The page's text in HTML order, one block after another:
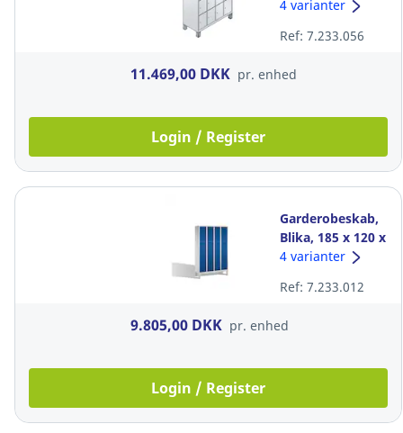
50 cm, 16 rum
4 varianter
Ref: 7.233.056
11.469,00 DKK pr. enhed
Login / Register
Garderobeskab,
Blika, 185 x 120 x
50 cm, 12 rum
4 varianter
Ref: 7.233.012
9.805,00 DKK pr. enhed
Login / Register